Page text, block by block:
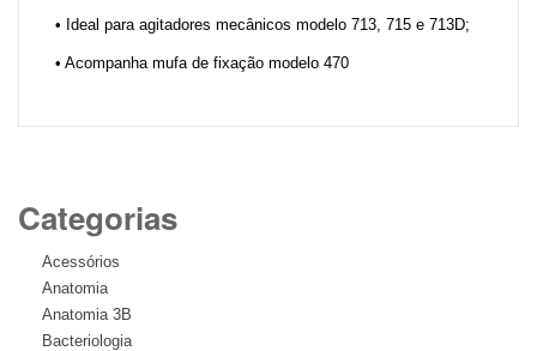
• Ideal para agitadores mecânicos modelo 713, 715 e 713D;
• Acompanha mufa de fixação modelo 470
Categorias
Acessórios
Anatomia
Anatomia 3B
Bacteriologia